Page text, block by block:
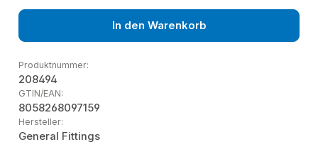
In den Warenkorb
Produktnummer:
208494
GTIN/EAN:
8058268097159
Hersteller:
General Fittings